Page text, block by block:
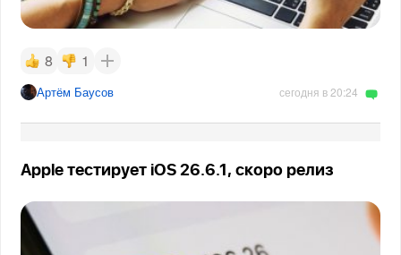
8 1
Артём Баусов сегодня в 20:24
Apple тестирует iOS 26.6.1, скоро релиз